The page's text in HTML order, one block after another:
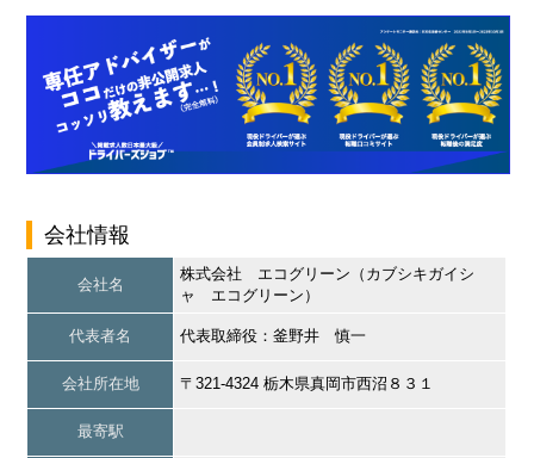
会社情報
会社名
株式会社 エコグリーン（カブシキガイシ
ャ エコグリーン）
代表者名 代表取締役：釜野井 慎一
会社所在地 〒321-4324 栃木県真岡市西沼８３１
最寄駅